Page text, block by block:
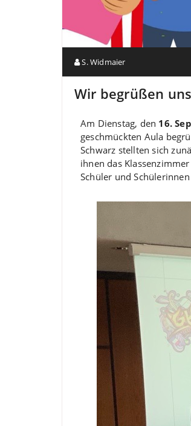
S. Widmaier
Wir begrüßen
Am Dienstag, den 16.
geschmückten Aula
Schwarz stellten sich
ihnen das
Schüler und